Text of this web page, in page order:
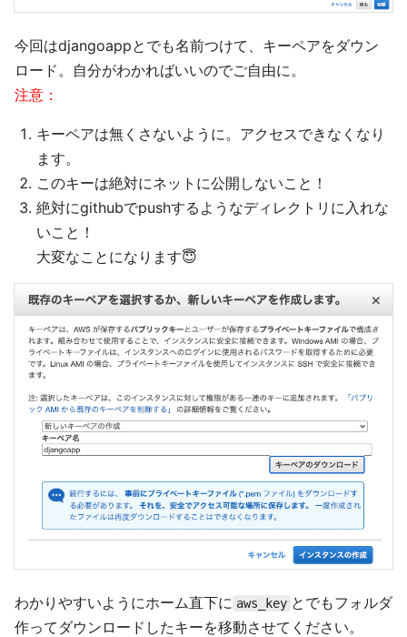
今回はdjangoappとでも名前つけて、キーペアをダウン
ロード。自分がわかればいいのでご自由に。
注意：
キーペアは無くさないように。アクセスできなくなり
ます。
このキーは絶対にネットに公開しないこと！
絶対にgithubでpushするようなディレクトリに入れな
いこと！
大変なことになります😇
わかりやすいようにホーム直下に aws_key とでもフォルダ
作ってダウンロードしたキーを移動させてください。